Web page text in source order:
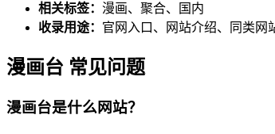
相关标签： 漫画、聚合、国内
收录用途： 官网入口、网站介绍、同类网
漫画台 常见问题
漫画台是什么网站？